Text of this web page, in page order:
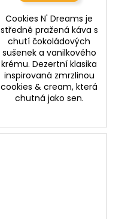
Cookies N' Dreams je
středně pražená káva s
chutí čokoládových
sušenek a vanilkového
krému. Dezertní klasika
inspirovaná zmrzlinou
cookies & cream, která
chutná jako sen.